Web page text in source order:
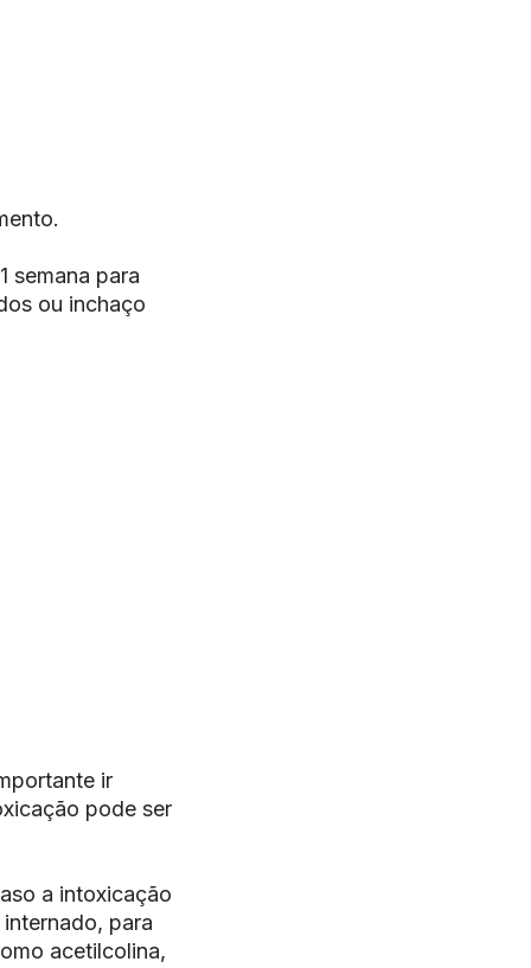
semana para
ou inchaço
ir
pode ser
a intoxicação
para
acetilcolina,